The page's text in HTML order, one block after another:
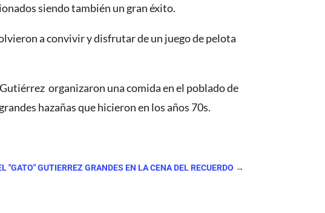
siendo también un gran éxito.
a convivir y disfrutar de un juego de pelota
organizaron una comida en el poblado de
hazañas que hicieron en los años 70s.
"GATO" GUTIERREZ GRANDES EN LA CENA DEL RECUERDO →